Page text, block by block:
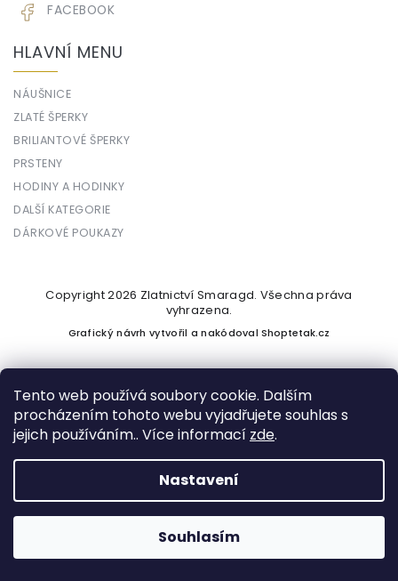
Tento web používá soubory cookie. Dalším
procházením tohoto webu vyjadřujete souhlas s
jejich používáním.. Více informací zde.
Nastavení
Souhlasím
FACEBOOK
HLAVNÍ MENU
NÁUŠNICE
ZLATÉ ŠPERKY
BRILIANTOVÉ ŠPERKY
PRSTENY
HODINY A HODINKY
DALŠÍ KATEGORIE
DÁRKOVÉ POUKAZY
Vytvořil Shoptet
Copyright 2026 Zlatnictví Smaragd. Všechna práva
vyhrazena.
Grafický návrh vytvořil a nakódovalShoptetak.cz
Podle zákona o evidenci tržeb je prodávající povinen vystavit
kupujícímu účtenku. Zároveň je povinen zaevidovat přijatou
tržbu u správce daně online; v případě technického výpadku
pak nejpozději do 48 hodin.